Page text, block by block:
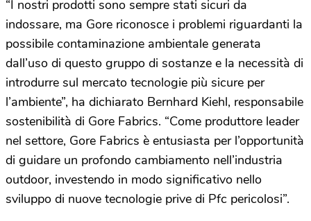
“I nostri prodotti sono sempre stati sicuri da
indossare, ma Gore riconosce i problemi riguardanti la
possibile contaminazione ambientale generata
dall’uso di questo gruppo di sostanze e la necessità di
introdurre sul mercato tecnologie più sicure per
l’ambiente”, ha dichiarato Bernhard Kiehl, responsabile
sostenibilità di Gore Fabrics. “Come produttore leader
nel settore, Gore Fabrics è entusiasta per l’opportunità
di guidare un profondo cambiamento nell’industria
outdoor, investendo in modo significativo nello
sviluppo di nuove tecnologie prive di Pfc pericolosi”.